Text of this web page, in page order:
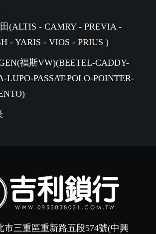
(ALTIS - CAMRY - PREVIA -
- YARIS - VIOS - PRIUS )
福斯VW)(BEETEL-CADDY-
LUPO-PASSAT-POLO-POINTER-
市三重區重新路五段574號(中興